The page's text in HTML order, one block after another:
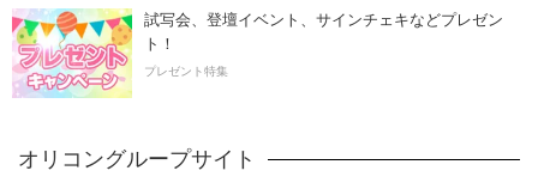
試写会、登壇イベント、サインチェキなどプレゼン
ト！
プレゼント特集
オリコングループサイト